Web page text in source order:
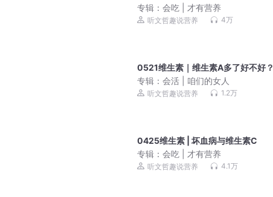
专辑： 会吃 | 才有营养
听文哲趣说营养 4万
0521维生素｜维生素A多了好不好？
专辑： 会活 | 咱们的女人
听文哲趣说营养 1.2万
0425维生素 | 坏血病与维生素C
专辑： 会吃 | 才有营养
听文哲趣说营养 4.1万